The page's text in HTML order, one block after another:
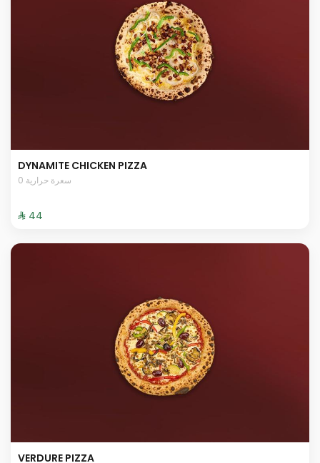
DYNAMITE CHICKEN PIZZA
0 سعرة حرارية
⁨⁦‪‬ 44⁩
VERDURE PIZZA